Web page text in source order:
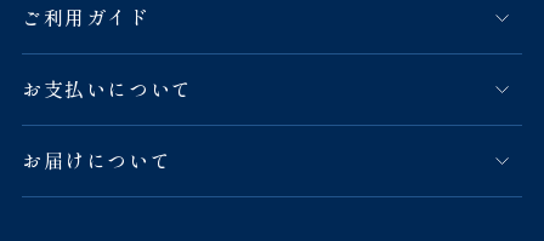
ご利用ガイド
お支払いについて
お届けについて